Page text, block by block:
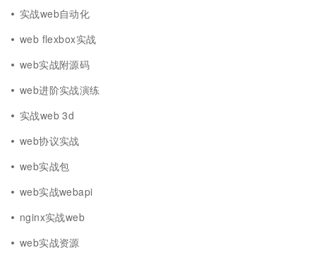
实战web自动化
web flexbox实战
web实战附源码
web进阶实战演练
实战web 3d
web协议实战
web实战包
web实战webapi
nginx实战web
web实战资源